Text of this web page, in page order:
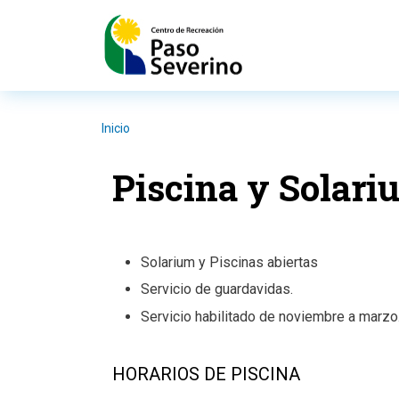
Inicio
Piscina y
Solarium y Piscinas abiertas
Servicio de guardavidas.
Servicio habilitado de noviembre a
HORARIOS DE PISCINA